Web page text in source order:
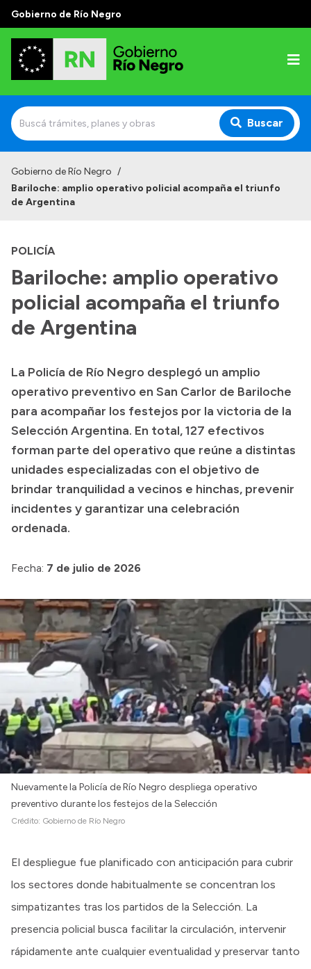
Gobierno de Río Negro
Buscar
Autoridades
Autoridades y Organismos
Discursos en la Legislatura
Casa de Gobierno
Acerca de Río Negro
Geografía
Invertí en Río Negro
Transparencia
Boletín Oficial
Consulta de expedientes
Convocatorias
Intranet
Login
Gobierno de Río Negro /
Bariloche: amplio operativo policial acompaña el triunfo
de Argentina
POLICÍA
Bariloche: amplio operativo
policial acompaña el triunfo
de Argentina
La Policía de Río Negro desplegó un amplio
operativo preventivo en San Carlor de Bariloche
para acompañar los festejos por la victoria de la
Selección Argentina. En total, 127 efectivos
forman parte del operativo que reúne a distintas
unidades especializadas con el objetivo de
brindar tranquilidad a vecinos e hinchas, prevenir
incidentes y garantizar una celebración
ordenada.
Fecha: 7 de julio de 2026
Nuevamente la Policía de Río Negro despliega operativo
preventivo durante los festejos de la Selección
Crédito: Gobierno de Río Negro
El despliegue fue planificado con anticipación para cubrir
los sectores donde habitualmente se concentran los
simpatizantes tras los partidos de la Selección. La
presencia policial busca facilitar la circulación, intervenir
rápidamente ante cualquier eventualidad y preservar tanto